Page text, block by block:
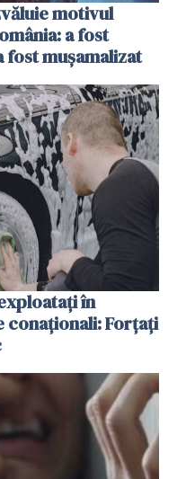
motivul
a fost
fost mușamalizat
în
conaționali: Forțați